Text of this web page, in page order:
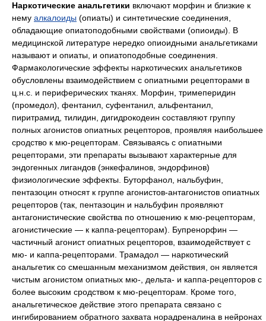
Наркотические анальгетики включают морфин и близкие к
нему алкалоиды (опиаты) и синтетические соединения,
обладающие опиатоподобными свойствами (опиоиды). В
медицинской литературе нередко опиоидными анальгетиками
называют и опиаты, и опиатоподобные соединения.
Фармакологические эффекты наркотических анальгетиков
обусловлены взаимодействием с опиатными рецепторами в
ц.н.с. и периферических тканях. Морфин, тримеперидин
(промедол), фентанил, суфентанил, альфентанил,
пиритрамид, тилидин, дигидрокодеин составляют группу
полных агонистов опиатных рецепторов, проявляя наибольшее
сродство к мю-рецепторам. Связываясь с опиатными
рецепторами, эти препараты вызывают характерные для
эндогенных лигандов (энкефалинов, эндорфинов)
физиологические эффекты. Буторфанол, нальбуфин,
пентазоцин относят к группе агонистов-антагонистов опиатных
рецепторов (так, пентазоцин и нальбуфин проявляют
антагонистические свойства по отношению к мю-рецепторам,
агонистические — к каппа-рецепторам). Бупренорфин —
частичный агонист опиатных рецепторов, взаимодействует с
мю- и каппа-рецепторами. Трамадол — наркотический
анальгетик со смешанным механизмом действия, он является
чистым агонистом опиатных мю-, дельта- и каппа-рецепторов с
более высоким сродством к мю-рецепторам. Кроме того,
анальгетическое действие этого препарата связано с
ингибированием обратного захвата норадреналина в нейронах